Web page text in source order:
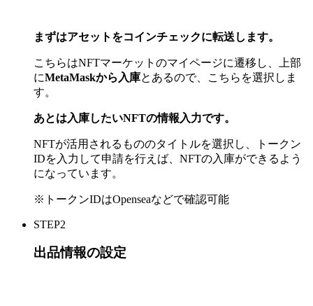
まずはアセットをコインチェックに転送します。
こちらはNFTマーケットのマイページに遷移し、上部
にMetaMaskから入庫とあるので、こちらを選択しま
す。
あとは入庫したいNFTの情報入力です。
NFTが活用されるもののタイトルを選択し、トークン
IDを入力して申請を行えば、NFTの入庫ができるよう
になっています。
※トークンIDはOpenseaなどで確認可能
STEP2
出品情報の設定